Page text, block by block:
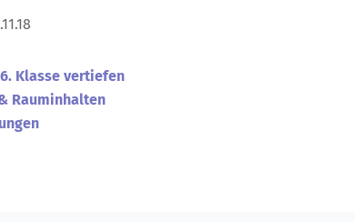
Klasse vertiefen
Rauminhalten